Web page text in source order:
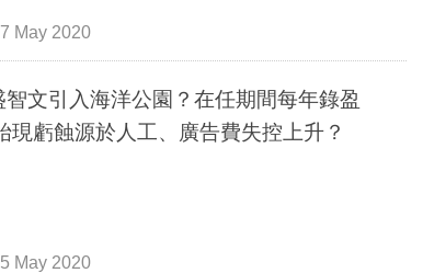
May 2020
智文引入海洋公園？在任期間每年錄盈
現虧蝕源於人工、廣告費失控上升？
May 2020